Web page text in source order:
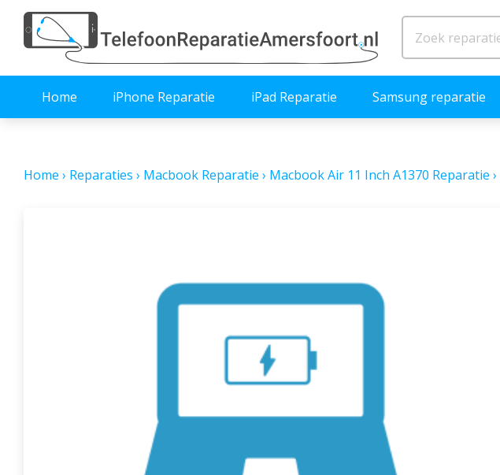
Home iPhone Reparatie iPad Reparatie Samsung reparatie
Home › Reparaties › Macbook Reparatie › Macbook Air 11 Inch A1370 Reparatie ›